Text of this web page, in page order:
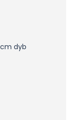
dyb